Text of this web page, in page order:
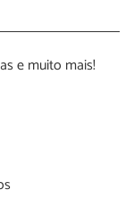
e muito mais!